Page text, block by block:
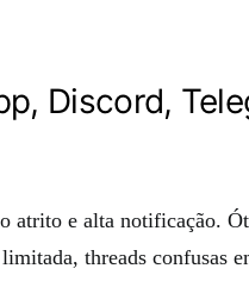
Discord,
atrito e alta notificação.
threads confusas